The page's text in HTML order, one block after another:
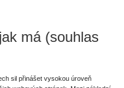
má (souhlas
sil přinášet vysokou úroveň